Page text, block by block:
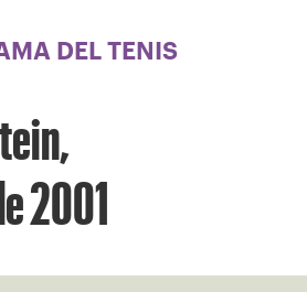
DEL TENIS
2001